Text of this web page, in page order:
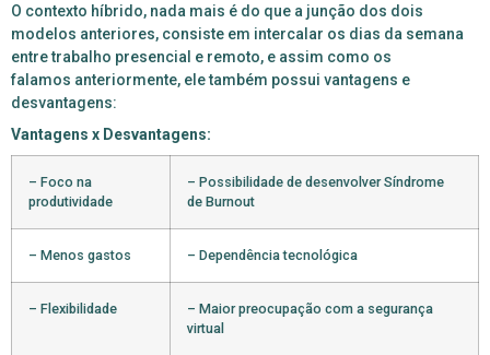
O contexto híbrido, nada mais é do que a junção dos dois
modelos anteriores, consiste em intercalar os dias da semana
entre trabalho presencial e remoto, e assim como os
falamos anteriormente, ele também possui vantagens e
desvantagens:
Vantagens x Desvantagens:
– Foco na
produtividade
– Possibilidade de desenvolver Síndrome
de Burnout
– Menos gastos – Dependência tecnológica
– Flexibilidade
– Maior preocupação com a segurança
virtual